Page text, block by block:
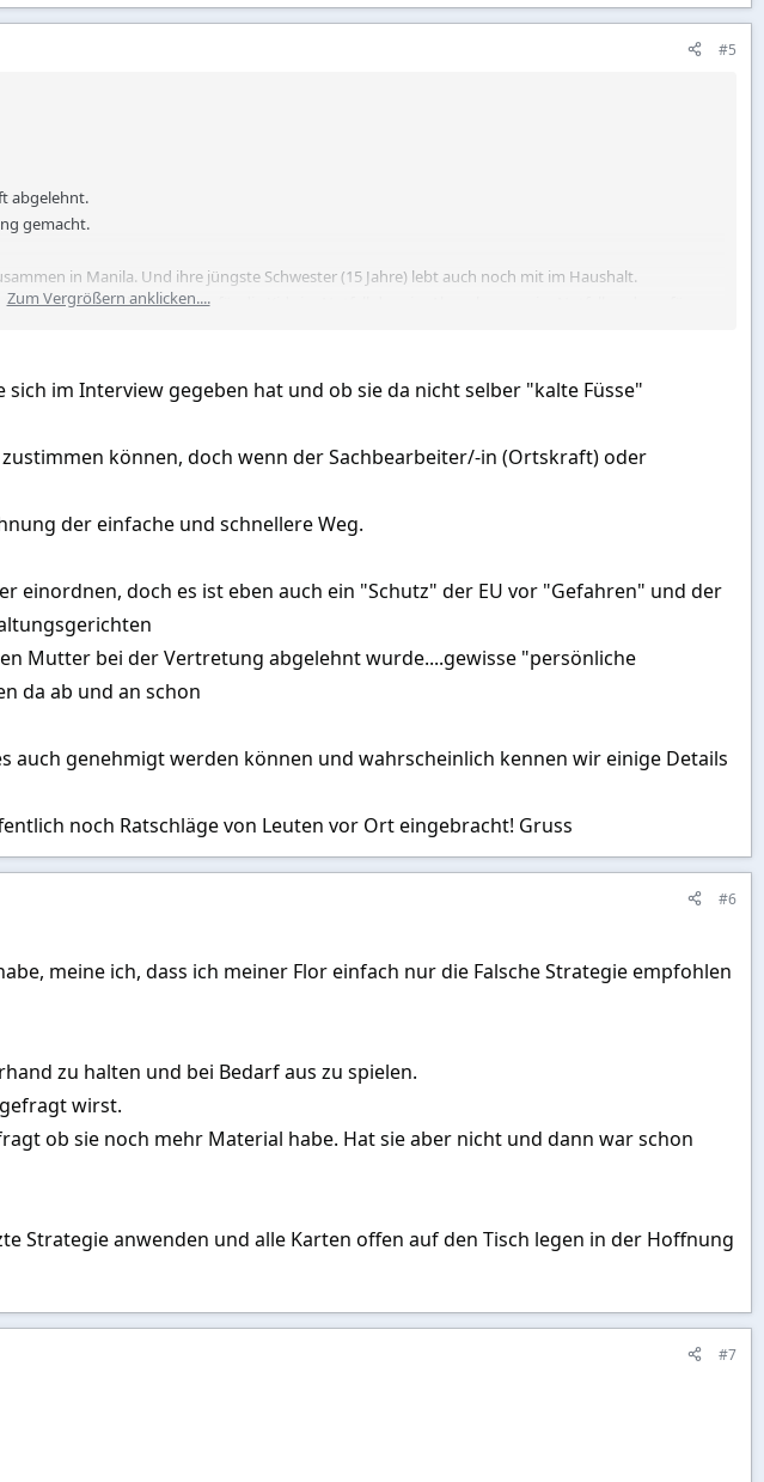
#5
abgelehnt.
gemacht.
in Manila. Und ihre jüngste Schwester (15 Jahre) lebt auch noch mit im Haushalt.
und der Vater ihrer Tochter für die Kids im Notfall da sein. Aber eben nur im Notfall und nur für
Zum Vergrößern anklicken....
im Interview gegeben hat und ob sie da nicht selber "kalte Füsse"
können, doch wenn der Sachbearbeiter/-in (Ortskraft) oder
der einfache und schnellere Weg.
einordnen, doch es ist eben auch ein "Schutz" der EU vor "Gefahren" und der
Mutter bei der Vertretung abgelehnt wurde....gewisse "persönliche
da ab und an schon
auch genehmigt werden können und wahrscheinlich kennen wir einige Details
noch Ratschläge von Leuten vor Ort eingebracht! Gruss
#6
meine ich, dass ich meiner Flor einfach nur die Falsche Strategie empfohlen
zu halten und bei Bedarf aus zu spielen.
wirst.
ob sie noch mehr Material habe. Hat sie aber nicht und dann war schon
Strategie anwenden und alle Karten offen auf den Tisch legen in der Hoffnung
#7